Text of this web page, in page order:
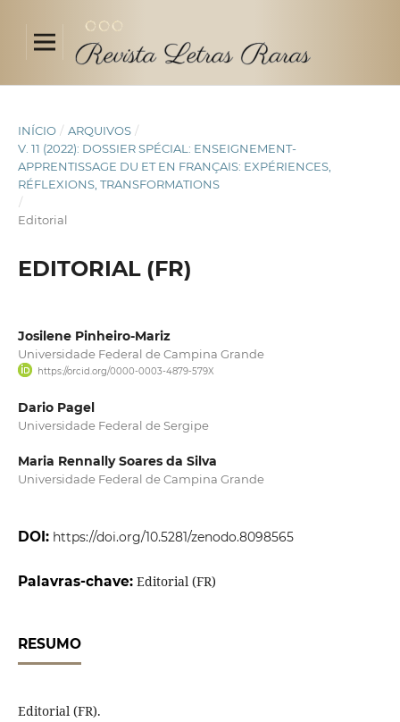
INÍCIO / ARQUIVOS /
V. 11 (2022): DOSSIER SPÉCIAL: ENSEIGNEMENT-
APPRENTISSAGE DU ET EN FRANÇAIS: EXPÉRIENCES,
RÉFLEXIONS, TRANSFORMATIONS
/
Editorial
EDITORIAL (FR)
Josilene Pinheiro-Mariz
Universidade Federal de Campina Grande
https://orcid.org/0000-0003-4879-579X
Dario Pagel
Universidade Federal de Sergipe
Maria Rennally Soares da Silva
Universidade Federal de Campina Grande
DOI: https://doi.org/10.5281/zenodo.8098565
Palavras-chave: Editorial (FR)
RESUMO
Editorial (FR).